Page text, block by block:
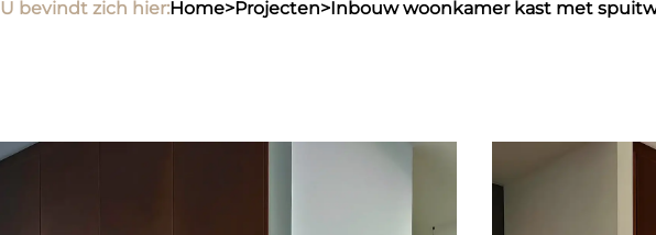
U bevindt zich hier: home> projecten> inbouw woonkamer kast met